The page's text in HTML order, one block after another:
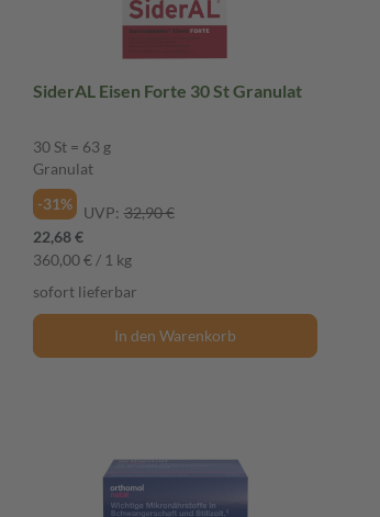
SiderAL Eisen Forte 30 St Granulat
30 St = 63 g
Granulat
-31%
UVP: 32,90 €
22,68 €
360,00 € / 1 kg
sofort lieferbar
In den Warenkorb